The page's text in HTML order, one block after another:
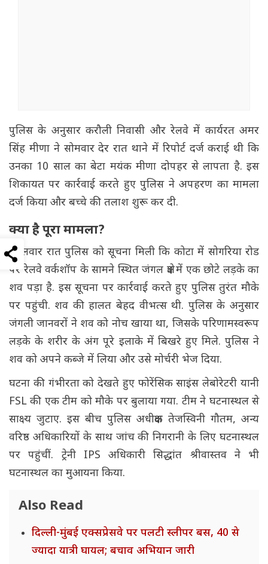
पुलिस के अनुसार करौली निवासी और रेलवे में कार्यरत अमर
सिंह मीणा ने सोमवार देर रात थाने में रिपोर्ट दर्ज कराई थी कि
उनका 10 साल का बेटा मयंक मीणा दोपहर से लापता है. इस
शिकायत पर कार्रवाई करते हुए पुलिस ने अपहरण का मामला
दर्ज किया और बच्चे की तलाश शुरू कर दी.
क्या है पूरा मामला?
मंगलवार रात पुलिस को सूचना मिली कि कोटा में सोगरिया रोड
पर रेलवे वर्कशॉप के सामने स्थित जंगल क्षेत्र में एक छोटे लड़के का
शव पड़ा है. इस सूचना पर कार्रवाई करते हुए पुलिस तुरंत मौके
पर पहुंची. शव की हालत बेहद वीभत्स थी. पुलिस के अनुसार
जंगली जानवरों ने शव को नोच खाया था, जिसके परिणामस्वरूप
लड़के के शरीर के अंग पूरे इलाके में बिखरे हुए मिले. पुलिस ने
शव को अपने कब्जे में लिया और उसे मोर्चरी भेज दिया.
घटना की गंभीरता को देखते हुए फोरेंसिक साइंस लेबोरेटरी यानी
FSL की एक टीम को मौके पर बुलाया गया. टीम ने घटनास्थल से
साक्ष्य जुटाए. इस बीच पुलिस अधीक्षक तेजस्विनी गौतम, अन्य
वरिष्ठ अधिकारियों के साथ जांच की निगरानी के लिए घटनास्थल
पर पहुंचीं. ट्रेनी IPS अधिकारी सिद्धांत श्रीवास्तव ने भी
घटनास्थल का मुआयना किया.
Also Read
दिल्ली-मुंबई एक्सप्रेसवे पर पलटी स्लीपर बस, 40 से
ज्यादा यात्री घायल; बचाव अभियान जारी